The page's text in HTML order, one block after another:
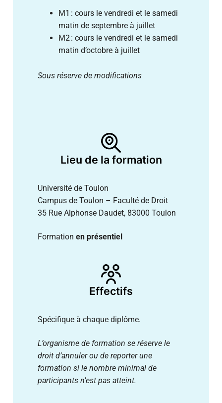
M1 : cours le vendredi et le samedi
matin de septembre à juillet
M2 : cours le vendredi et le samedi
matin d’octobre à juillet
Sous réserve de modifications
Lieu de la formation
Université de Toulon
Campus de Toulon – Faculté de Droit
35 Rue Alphonse Daudet, 83000 Toulon
Formation en présentiel
Effectifs
Spécifique à chaque diplôme.
L’organisme de formation se réserve le
droit d’annuler ou de reporter une
formation si le nombre minimal de
participants n’est pas atteint.